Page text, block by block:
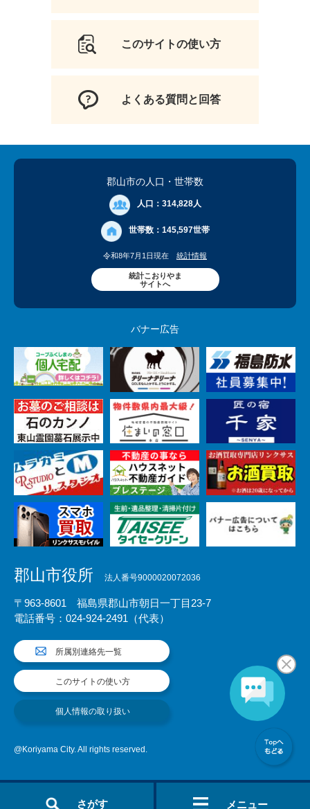
さがす メニュー
このサイトの使い方
よくある質問と回答
郡山市の人口 ・世帯数
人口： 314,828人
世帯数： 145,597世帯
令和8年7月1日現在 統計情報
統計こおりやま
サイトへ
バナー広告
郡山市役所 法人番号9000020072036
〒963-8601 福島県郡山市朝日一丁目23-7
電話番号：024-924-2491（代表）
所属別連絡先一覧
このサイトの使い方
個人情報の取り扱い
@Koriyama City. All rights reserved.